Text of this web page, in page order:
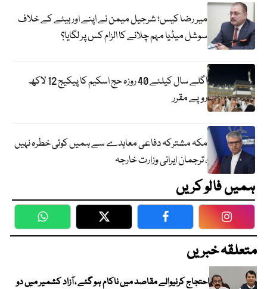
میر رضا کیس؛ شرجیل میمن نے اپنے اور بیٹے کے خلاف
سوشل میڈیا مہم چلانے کا الزام کس پر لگایا؟
اگلے سال کیلئے 40 روزہ حج اسکیم کا پیکیج 12 لاکھ
روپے مقرر
مکہ مشترکہ دفاعی معاہدے سے ہمیں کوئی خطرہ نہیں
، ترجمان ایرانی وزارت خارجہ
ہمیں فالو کریں
WhatsApp Twitter Facebook
متعلقہ خبریں
احتجاج کرنیوالے مقاصد میں ناکام ہو گئے ، آزاد کشمیر میں دو